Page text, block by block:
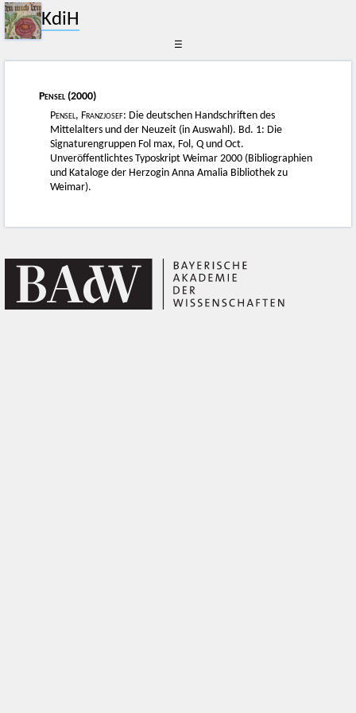
KdiH
☰
Pensel (2000)
Pensel, Franzjosef: Die deutschen Handschriften des
Mittelalters und der Neuzeit (in Auswahl). Bd. 1: Die
Signaturengruppen Fol max, Fol, Q und Oct.
Unveröffentlichtes Typoskript Weimar 2000 (Bibliographien
und Kataloge der Herzogin Anna Amalia Bibliothek zu
Weimar).